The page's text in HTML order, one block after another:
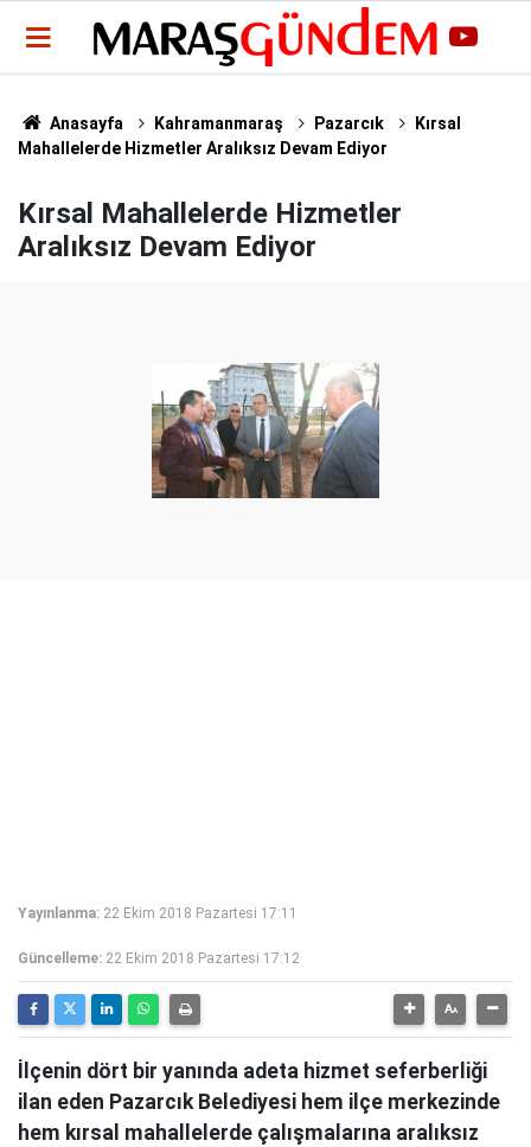
Anasayfa Kahramanmaraş Pazarcık
Kırsal
Mahallelerde Hizmetler Aralıksız Devam Ediyor
Kırsal Mahallelerde Hizmetler
Aralıksız Devam Ediyor
Yayınlanma: 22 Ekim 2018 Pazartesi 17:11
Güncelleme: 22 Ekim 2018 Pazartesi 17:12
İlçenin dört bir yanında adeta hizmet seferberliği
ilan eden Pazarcık Belediyesi hem ilçe merkezinde
hem kırsal mahallelerde çalışmalarına aralıksız